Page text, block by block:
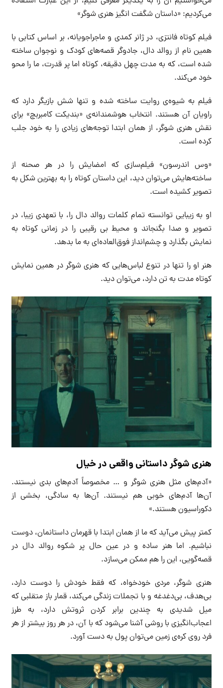
می‌کردیم: «داستان شگفت انگیز هنری شوگر»
فیلم کوتاه فانتزی، در ژانر کمدی و ماجراجویانه، بر اساس کتابی با
همین نام از روالد دال، جادوگر قصه‌های کودک و نوجوان ساخته
شده است، که به مدت چهل دقیقه، کوتاه اما پر قدرت، ما را محو
خود می‌کند.
فیلم به شیوه‌ی روایت ساخته شده و تنها شش بازیگر دارد که
راویان آن هستند. انتخاب هوشمندانه‌ی «بندیکت کامبربچ» برای
نقش هنری شوگر، از همان ابتدا توجه‌های زیادی را به خود جلب
کرده است.
«وس اندرسون» فیلم‌سازی که امضایش را در هر صحنه‌ از
ساخته‌هایش می‌توان دید، این داستان کوتاه را به بهترین شکل به
تصویر کشیده است.
او به زیبایی توانسته تمام کلمات روالد دال را، با تعهدی زیبا، در
تصویر و صدا بگنجاند و محیط بی رقیبی را در زمانی کوتاه به
نمایش بگذارد و چشم‌انداز فوق‌العاده‌‌ای به ما بدهد.
هنر او را تنها در تنوع لباس‌هایی که هنری شوگر در همین نمایش
کوتاه مدت به تن دارد، می‌توان دید.
هنری شوگر داستانی واقعی در خیال
«آدم‌های مثل هنری شوگر و … مخصوصاً آدم‌های بدی نیستند.
آن‌ها آدم‌های خوبی هم نیستند. آن‌ها به سادگی، بخشی از
دکوراسیون هستند.»
کمتر پیش می‌آید که ما از همان ابتدا با قهرمان داستانمان، دوست
نباشیم. اما هنر ساده و در عین حال پر شکوه روالد دال در
قصه‌گویی، این را هم ممکن می‌سازد.
هنری شوگر، مردی خودخواه، که فقط خودش را دوست دارد،
بی‌هدف، بی‌دغدغه و با تجملات زندگی می‌کند، قمار باز متقلبی که
میل شدیدی به چندین برابر کردن ثروتش دارد، به طرز
اعجاب‌انگیزی با روشی آشنا می‌شود که با آن، در هر روز بیشتر از هر
فرد روی کره‌ی زمین می‌توان پول به دست آورد.